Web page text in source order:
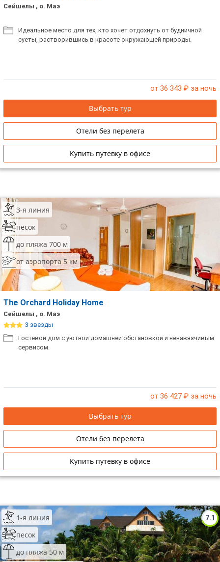
Сейшелы , о. Маэ
Идеальное место для тех, кто хочет отдохнуть от будничной
суеты, растворившись в красоте окружающей природы.
от 36 343 ₽ за ночь
Выбрать тур
Отели без перелета
Купить путевку в офисе
3-я линия
песок
до пляжа 700 м
от аэропорта 5 км
The Orchard Holiday Home
Сейшелы , о. Маэ
3 звезды
Гостевой дом с уютной домашней обстановкой и ненавязчивым
сервисом.
от 36 427 ₽ за ночь
Выбрать тур
Отели без перелета
Купить путевку в офисе
7.1
1-я линия
песок
до пляжа 50 м